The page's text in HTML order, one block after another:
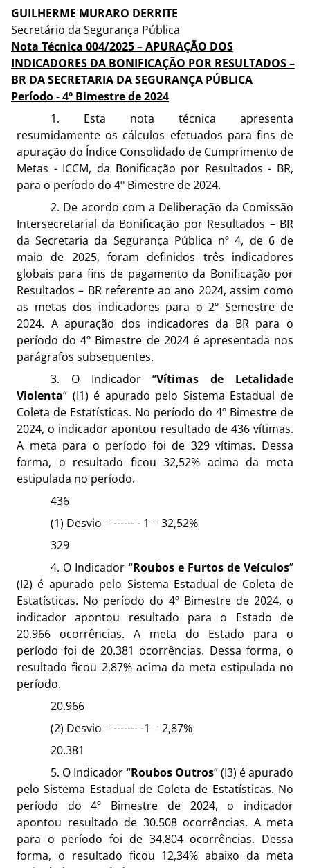
GUILHERME MURARO DERRITE
Secretário da Segurança Pública
Nota Técnica 004/2025 – APURAÇÃO DOS
INDICADORES DA BONIFICAÇÃO POR RESULTADOS –
BR DA SECRETARIA DA SEGURANÇA PÚBLICA
Período - 4º Bimestre de 2024
1. Esta nota técnica apresenta
resumidamente os cálculos efetuados para fins de
apuração do Índice Consolidado de Cumprimento de
Metas - ICCM, da Bonificação por Resultados - BR,
para o período do 4º Bimestre de 2024.
2. De acordo com a Deliberação da Comissão
Intersecretarial da Bonificação por Resultados – BR
da Secretaria da Segurança Pública nº 4, de 6 de
maio de 2025, foram definidos três indicadores
globais para fins de pagamento da Bonificação por
Resultados – BR referente ao ano 2024, assim como
as metas dos indicadores para o 2º Semestre de
2024. A apuração dos indicadores da BR para o
período do 4º Bimestre de 2024 é apresentada nos
parágrafos subsequentes.
3. O Indicador “Vítimas de Letalidade
Violenta” (I1) é apurado pelo Sistema Estadual de
Coleta de Estatísticas. No período do 4º Bimestre de
2024, o indicador apontou resultado de 436 vítimas.
A meta para o período foi de 329 vítimas. Dessa
forma, o resultado ficou 32,52% acima da meta
estipulada no período.
436
(1) Desvio = ------ - 1 = 32,52%
329
4. O Indicador “Roubos e Furtos de Veículos”
(I2) é apurado pelo Sistema Estadual de Coleta de
Estatísticas. No período do 4º Bimestre de 2024, o
indicador apontou resultado para o Estado de
20.966 ocorrências. A meta do Estado para o
período foi de 20.381 ocorrências. Dessa forma, o
resultado ficou 2,87% acima da meta estipulada no
período.
20.966
(2) Desvio = ------- -1 = 2,87%
20.381
5. O Indicador “Roubos Outros” (I3) é apurado
pelo Sistema Estadual de Coleta de Estatísticas. No
período do 4º Bimestre de 2024, o indicador
apontou resultado de 30.508 ocorrências. A meta
para o período foi de 34.804 ocorrências. Dessa
forma, o resultado ficou 12,34% abaixo da meta